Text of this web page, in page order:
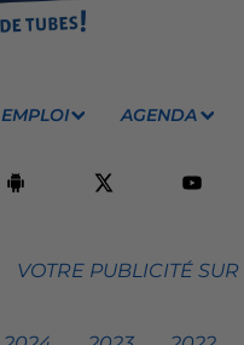
EMPLOI AGENDA
VOTRE PUBLICITÉ